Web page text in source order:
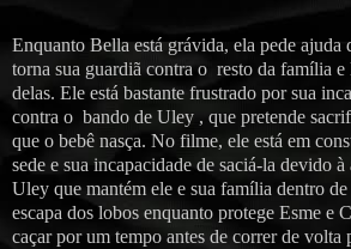
Enquanto Bella está grávida, ela pede ajuda
torna sua guardiã contra o resto da família
delas. Ele está bastante frustrado por sua
contra o bando de Uley , que pretende
que o bebê nasça. No filme, ele está em
sede e sua incapacidade de saciá-la devido
Uley que mantém ele e sua família dentro
escapa dos lobos enquanto protege Esme e
caçar por um tempo antes de correr de volta